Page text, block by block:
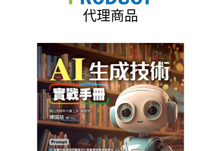
代理商品